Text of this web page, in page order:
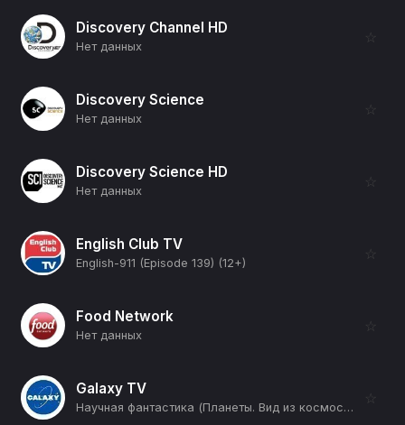
Discovery Channel HD
Нет данных
☆
Discovery Science
Нет данных
☆
Discovery Science HD
Нет данных
☆
English Club TV
English-911 (Episode 139) (12+)
☆
Food Network
Нет данных
☆
Galaxy TV
Научная фантастика (Планеты. Вид из космоса) (12+)
☆